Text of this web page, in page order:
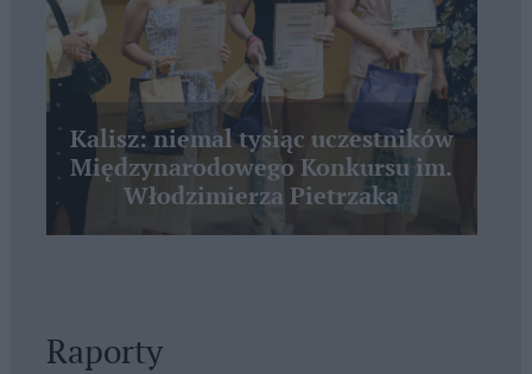
Kalisz: niemal tysiąc uczestników
Międzynarodowego Konkursu im.
Włodzimierza Pietrzaka
Raporty